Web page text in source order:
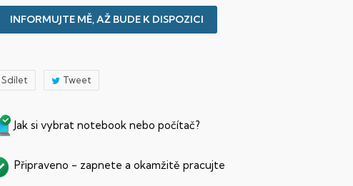
INFORMUJTE MĚ, AŽ BUDE K DISPOZICI
Sdílet Tweet
Jak si vybrat notebook nebo počítač?
Připraveno - zapnete a okamžitě pracujte